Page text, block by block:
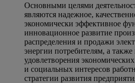
Основными целями
являются надежное,
экономически эффективное
инновационное развитие
распределения и продажи
энергии потребителям, а
удовлетворения
и социальных интересов
стратегии развития